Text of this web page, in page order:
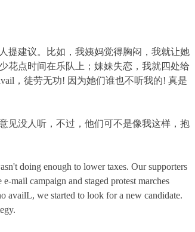
提建议。比如，我姨妈觉得胸闷，我就让她
花点时间在乐队上；妹妹失恋，我就四处给
，徒劳无功! 因为她们谁也不听我的! 真是
见没人听，不过，他们可不是像我这样，抱
doing enough to lower taxes. Our supporters
mail campaign and staged protest marches
availL, we started to look for a new candidate.